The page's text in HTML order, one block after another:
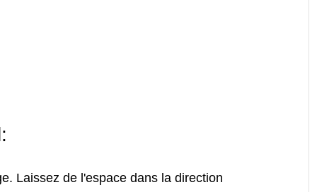
Laissez de l'espace dans la direction